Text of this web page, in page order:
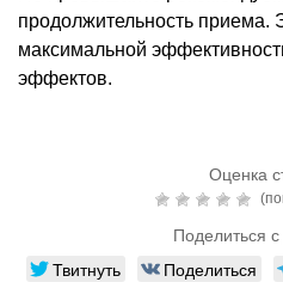
продолжительность приема.
максимальной
эффектов.
Оценка
Поделиться
Твитнуть Поделиться